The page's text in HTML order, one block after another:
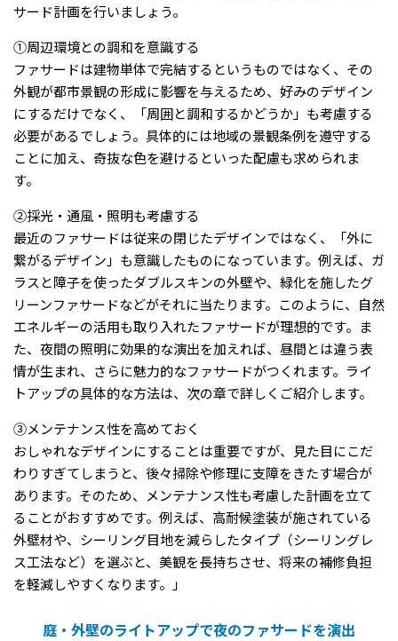
サード計画を行いましょう。
①周辺環境との調和を意識する
ファサードは建物単体で完結するというものではなく、その
外観が都市景観の形成に影響を与えるため、好みのデザイン
にするだけでなく、「周囲と調和するかどうか」も考慮する
必要があるでしょう。具体的には地域の景観条例を遵守する
ことに加え、奇抜な色を避けるといった配慮も求められま
す。
②採光・通風・照明も考慮する
最近のファサードは従来の閉じたデザインではなく、「外に
繋がるデザイン」も意識したものになっています。例えば、ガ
ラスと障子を使ったダブルスキンの外壁や、緑化を施したグ
リーンファサードなどがそれに当たります。このように、自然
エネルギーの活用も取り入れたファサードが理想的です。ま
た、夜間の照明に効果的な演出を加えれば、昼間とは違う表
情が生まれ、さらに魅力的なファサードがつくれます。ライ
トアップの具体的な方法は、次の章で詳しくご紹介します。
③メンテナンス性を高めておく
おしゃれなデザインにすることは重要ですが、見た目にこだ
わりすぎてしまうと、後々掃除や修理に支障をきたす場合が
あります。そのため、メンテナンス性も考慮した計画を立て
ることがおすすめです。例えば、高耐候塗装が施されている
外壁材や、シーリング目地を減らしたタイプ（シーリングレ
ス工法など）を選ぶと、美観を長持ちさせ、将来の補修負担
を軽減しやすくなります。」
庭・外壁のライトアップで夜のファサードを演出